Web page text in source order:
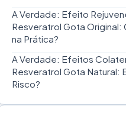
A Verdade: Efeito
Resveratrol Gota Original:
na Prática?
A Verdade: Efeitos
Resveratrol Gota Natural:
Risco?